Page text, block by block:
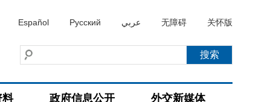
Español Русский عربي 无障碍 关怀版
料 政府信息公开 外交新媒体